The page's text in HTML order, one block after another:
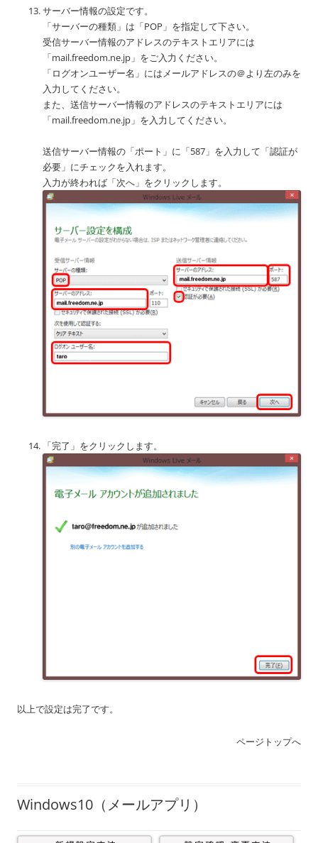
サーバー情報の設定です。
「サーバーの種類」は「POP」を指定して下さい。
受信サーバー情報のアドレスのテキストエリアには
「mail.freedom.ne.jp」をご入力ください。
「ログオンユーザー名」にはメールアドレスの＠より左のみを
入力してください。
また、送信サーバー情報のアドレスのテキストエリアには
「mail.freedom.ne.jp」を入力してください。
送信サーバー情報の「ポート」に「587」を入力して「認証が
必要」にチェックを入れます。
入力が終われば「次へ」をクリックします。
「完了」をクリックします。
以上で設定は完了です。
ページトップへ
Windows10（メールアプリ）